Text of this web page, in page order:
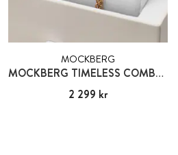
MOCKBERG
MOCKBERG TIMELESS COMBO GOLD
Pris :2 299 kr
2 299 kr